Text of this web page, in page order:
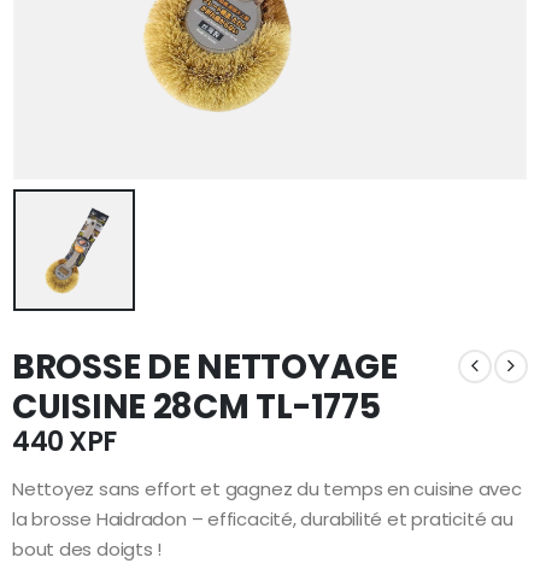
BROSSE DE NETTOYAGE
CUISINE 28CM TL-1775
440XPF
Nettoyez sans effort et gagnez du temps en cuisine avec
la brosse Haidradon – efficacité, durabilité et praticité au
bout des doigts !